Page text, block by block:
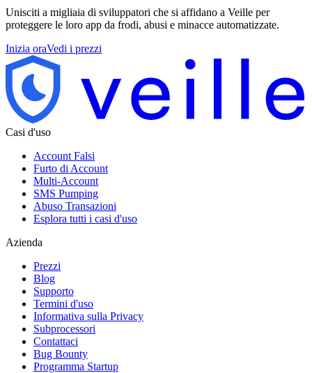
Unisciti a migliaia di sviluppatori che si affidano a Veille per
proteggere le loro app da frodi, abusi e minacce automatizzate.
Inizia oraVedi i prezzi
Casi d'uso
Account Falsi
Furto di Account
Multi-Account
SMS Pumping
Abuso Transazioni
Esplora tutti i casi d'uso
Azienda
Prezzi
Blog
Supporto
Termini d'uso
Informativa sulla Privacy
Subprocessori
Contattaci
Bug Bounty
Programma Startup